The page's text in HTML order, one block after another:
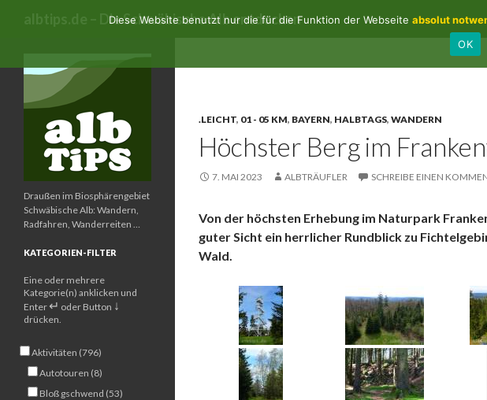
albtips.de – Die Schwäbische Alb entdecken
.LEICHT, 01 - 05 KM, BAYERN, HALBTAGS, WANDERN
Höchster Berg im
7. MAI 2023 ALBTRÄUFLER SCHREIBE EINEN
Von der höchsten Erhebung im Naturpark
guter Sicht ein herrlicher Rundblick zu
Wald.
Draußen im Biosphärengebiet
Schwäbische Alb: Wandern,
Radfahren, Wanderreiten …
KATEGORIEN-FILTER
Eine oder mehrere
Kategorie(n) anklicken und
Enter ↵ oder Button ↓
drücken.
Aktivitäten (796)
Autotouren (8)
Bloß gschwend (53)
Diese Website benutzt nur die für die Funktion der Webseite absolut
OK